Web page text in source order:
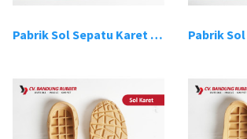
Pabrik Sol Sepatu Karet Bandung 17